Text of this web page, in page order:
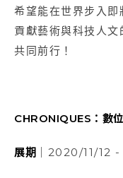
希望能在世界步入
貢獻藝術與科技人
共同前行！
CHRONIQUES：數
展期 ｜2020/11/12